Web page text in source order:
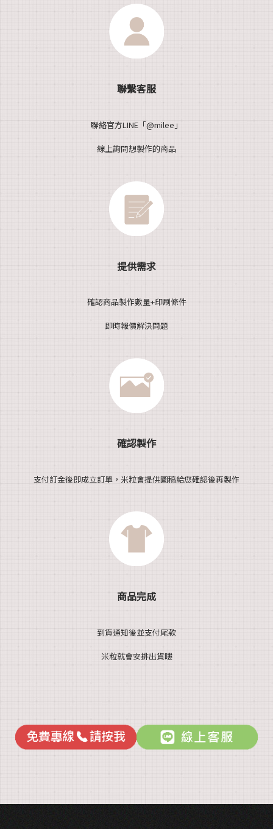
聯繫客服
聯絡官方LINE「@milee」
線上詢問想製作的商品
提供需求
確認商品製作數量+印刷條件
即時報價解決問題
確認製作
支付訂金後即成立訂單，米粒會提供圖稿給您確認後再製作
商品完成
到貨通知後並支付尾款
米粒就會安排出貨嘍